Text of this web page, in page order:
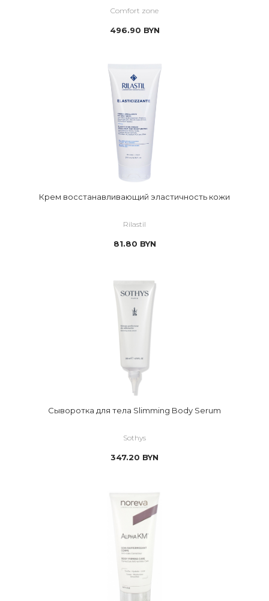
Comfort zone
496.90 BYN
Крем восстанавливающий эластичность кожи
Rilastil
81.80 BYN
Сыворотка для тела Slimming Body Serum
Sothys
347.20 BYN